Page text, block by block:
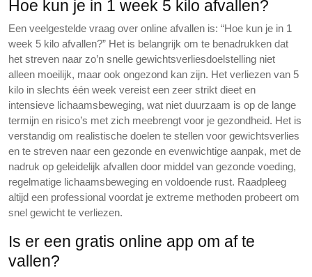
Hoe kun je in 1 week 5 kilo afvallen?
Een veelgestelde vraag over online afvallen is: “Hoe kun je in 1
week 5 kilo afvallen?” Het is belangrijk om te benadrukken dat
het streven naar zo’n snelle gewichtsverliesdoelstelling niet
alleen moeilijk, maar ook ongezond kan zijn. Het verliezen van 5
kilo in slechts één week vereist een zeer strikt dieet en
intensieve lichaamsbeweging, wat niet duurzaam is op de lange
termijn en risico’s met zich meebrengt voor je gezondheid. Het is
verstandig om realistische doelen te stellen voor gewichtsverlies
en te streven naar een gezonde en evenwichtige aanpak, met de
nadruk op geleidelijk afvallen door middel van gezonde voeding,
regelmatige lichaamsbeweging en voldoende rust. Raadpleeg
altijd een professional voordat je extreme methoden probeert om
snel gewicht te verliezen.
Is er een gratis online app om af te
vallen?